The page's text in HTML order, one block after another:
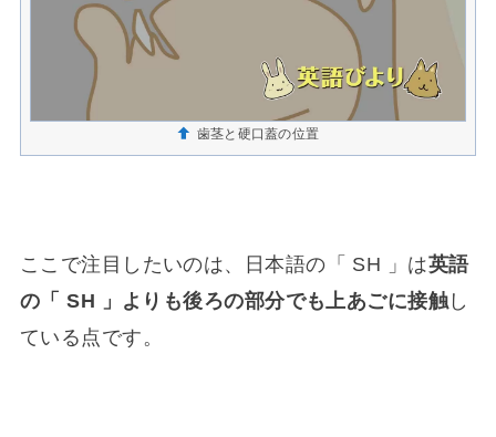
歯茎と硬口蓋の位置
ここで注目したいのは、日本語の「 SH 」は英語
の「 SH 」よりも後ろの部分でも上あごに接触 し
ている点です。